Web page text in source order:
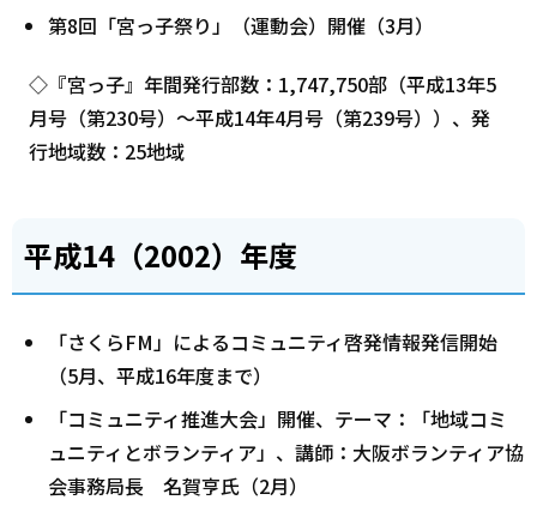
第8回「宮っ子祭り」（運動会）開催（3月）
◇『宮っ子』年間発行部数：1,747,750部（平成13年5
月号（第230号）～平成14年4月号（第239号））、発
行地域数：25地域
平成14（2002）年度
「さくらFM」によるコミュニティ啓発情報発信開始
（5月、平成16年度まで）
「コミュニティ推進大会」開催、テーマ：「地域コミ
ュニティとボランティア」、講師：大阪ボランティア協
会事務局長 名賀亨氏（2月）